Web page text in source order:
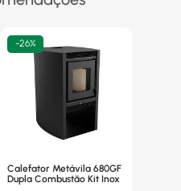
-26%
Calefator Metávila 680GF
Dupla Combustão Kit Inox